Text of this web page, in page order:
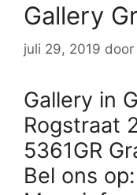
Gallery
juli 29, 2019 door
Gallery in
Rogstraat
5361GR
Bel ons